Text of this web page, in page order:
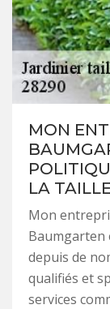
MON
LA
Mon
Baumgarten
depuis de
qualifiés et
services